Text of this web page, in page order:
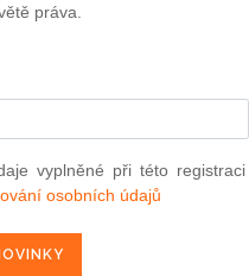
kurz na využití
níže tedy
práva.
vyplněné při této registraci
osobních údajů